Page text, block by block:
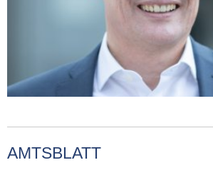
AMTSBLATT